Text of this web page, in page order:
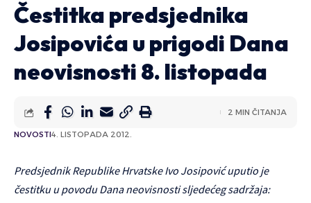
Čestitka predsjednika
Josipovića u prigodi Dana
neovisnosti 8. listopada
NOVOSTI4. LISTOPADA 2012.
2 MIN ČITANJA
Predsjednik Republike Hrvatske Ivo Josipović uputio je
čestitku u povodu Dana neovisnosti sljedećeg sadržaja: